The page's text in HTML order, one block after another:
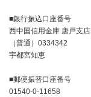
■銀行振込口座番号
西中国信用金庫 唐戸支店
（普通）0334342
宇都宮知恵
■郵便振替口座番号
01540-0-11658